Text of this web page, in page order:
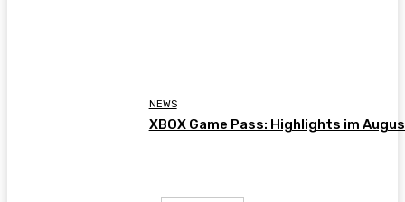
NEWS
XBOX Game Pass: Highlights im